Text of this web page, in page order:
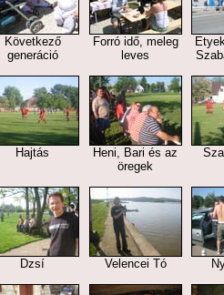
Következő
generáció
Forró idő, meleg
leves
Hajtás
Heni, Bari és az
öregek
Dzsí Velencei Tó